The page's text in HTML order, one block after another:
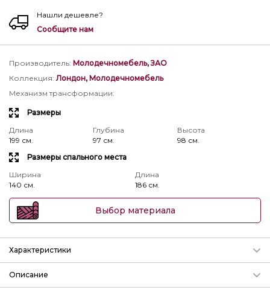
Нашли дешевле?
Сообщите нам
Производитель: Молодечномебель, ЗАО
Коллекция:Лондон, Молодечномебель
Механизм трансформации:
Размеры
Длина
199 см.
Глубина
97 см.
Высота
98 см.
Размеры спального места
Ширина
140 см.
Длина
186 см.
Выбор материала
Характеристики
Подробнее о механизмах
Описание